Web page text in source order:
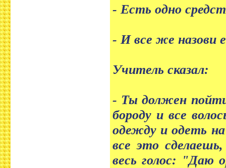
- Есть одно
- И все же назови
Учитель сказал:
- Ты должен
бороду и все
одежду и одеть
все это
весь голос: "Даю